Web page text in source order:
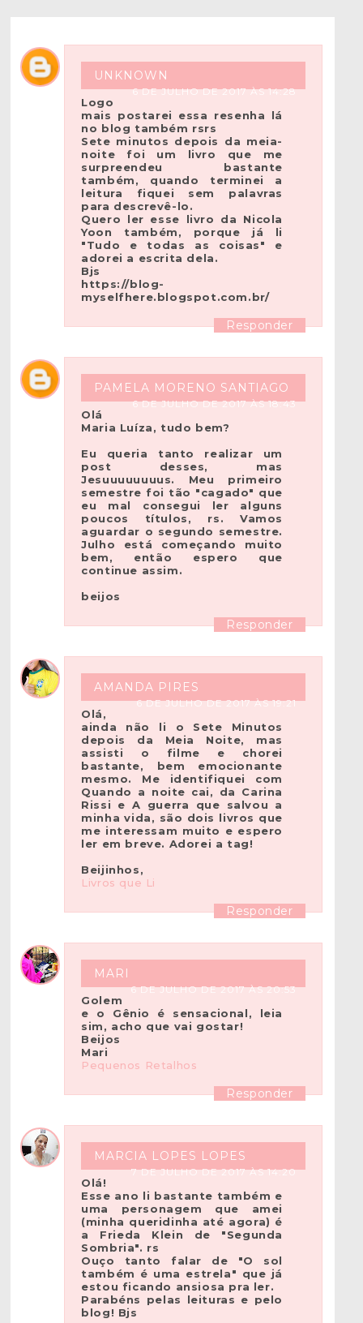
UNKNOWN
6 DE JULHO DE 2017 ÀS 14:28
Logo
mais postarei essa resenha lá
no blog também rsrs
Sete minutos depois da meia-
noite foi um livro que me
surpreendeu bastante
também, quando terminei a
leitura fiquei sem palavras
para descrevê-lo.
Quero ler esse livro da Nicola
Yoon também, porque já li
"Tudo e todas as coisas" e
adorei a escrita dela.
Bjs
https://blog-
myselfhere.blogspot.com.br/
Responder
PAMELA MORENO SANTIAGO
6 DE JULHO DE 2017 ÀS 18:43
Olá
Maria Luíza, tudo bem?
Eu queria tanto realizar um
post desses, mas
Jesuuuuuuuus. Meu primeiro
semestre foi tão "cagado" que
eu mal consegui ler alguns
poucos títulos, rs. Vamos
aguardar o segundo semestre.
Julho está começando muito
bem, então espero que
continue assim.
beijos
Responder
AMANDA PIRES
6 DE JULHO DE 2017 ÀS 19:21
Olá,
ainda não li o Sete Minutos
depois da Meia Noite, mas
assisti o filme e chorei
bastante, bem emocionante
mesmo. Me identifiquei com
Quando a noite cai, da Carina
Rissi e A guerra que salvou a
minha vida, são dois livros que
me interessam muito e espero
ler em breve. Adorei a tag!
Beijinhos,
Livros que Li
Responder
MARI
6 DE JULHO DE 2017 ÀS 20:53
Golem
e o Gênio é sensacional, leia
sim, acho que vai gostar!
Beijos
Mari
Pequenos Retalhos
Responder
MARCIA LOPES LOPES
7 DE JULHO DE 2017 ÀS 14:20
Olá!
Esse ano li bastante também e
uma personagem que amei
(minha queridinha até agora) é
a Frieda Klein de "Segunda
Sombria". rs
Ouço tanto falar de "O sol
também é uma estrela" que já
estou ficando ansiosa pra ler.
Parabéns pelas leituras e pelo
blog! Bjs